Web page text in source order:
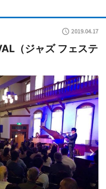
2019.04.17
（ジャズ フェステ